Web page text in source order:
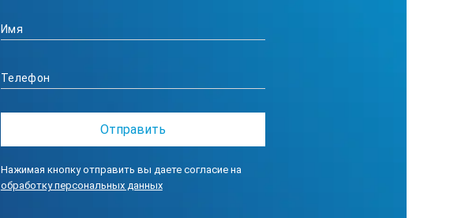
Нажимая кнопку отправить вы даете согласие на
обработку персональных данных